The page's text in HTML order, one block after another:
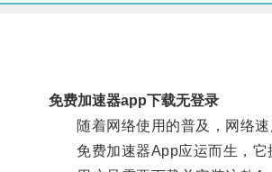
免费加速器app下载无登录
随着网络使用的普及，网络速
免费加速器App应运而生，它